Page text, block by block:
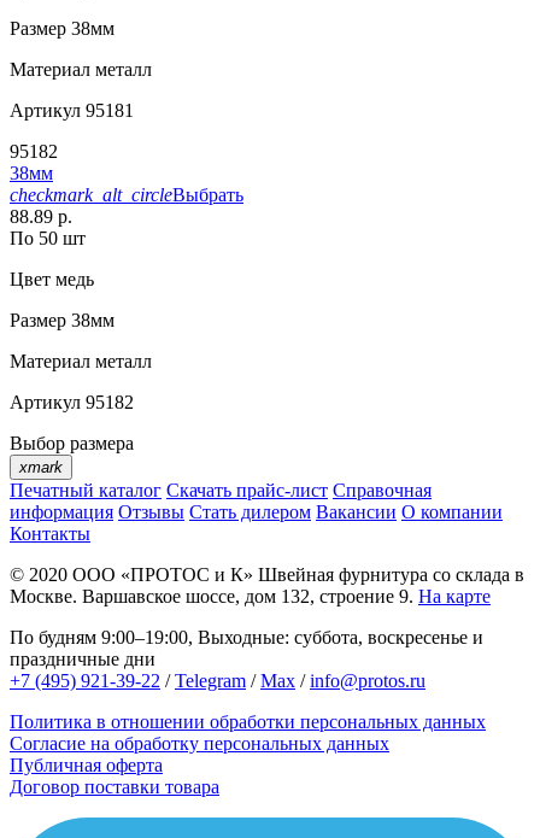
Размер 38мм
Материал металл
Артикул 95181
95182
38мм
checkmark_alt_circleВыбрать
88.89 р.
По 50 шт
Цвет медь
Размер 38мм
Материал металл
Артикул 95182
Выбор размера
xmark
Печатный каталог Скачать прайс-лист Справочная
информация Отзывы Стать дилером Вакансии О компании
Контакты
© 2020 ООО «ПРОТОС и К» Швейная фурнитура со склада в
Москве. Варшавское шоссе, дом 132, строение 9. На карте
По будням 9:00–19:00, Выходные: суббота, воскресенье и
праздничные дни
+7 (495) 921-39-22 /Telegram /Max /info@protos.ru
Политика в отношении обработки персональных данных
Согласие на обработку персональных данных
Публичная оферта
Договор поставки товара